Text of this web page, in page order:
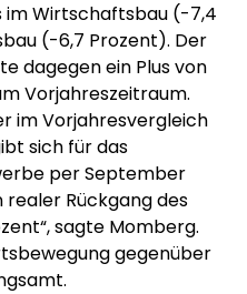
im Wirtschaftsbau (-7,4
(-6,7 Prozent). Der
dagegen ein Plus von
Vorjahreszeitraum.
im Vorjahresvergleich
sich für das
per September
realer Rückgang des
sagte Momberg.
gegenüber